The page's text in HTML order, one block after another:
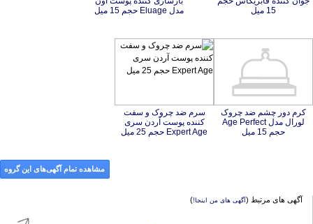
15 میل
مدل Eluage حجم 15 میل
کرم دور چشم ضد چروک
لورال مدل Age Perfect
حجم 15 میل
سرم ضد چروک و سفت
کننده پوست آردن سری
Expert Age حجم 25 میل
مشاهده تمام آگهی‌های این گروه
آگهی های مرتبط (آگهی های من اینجا!)